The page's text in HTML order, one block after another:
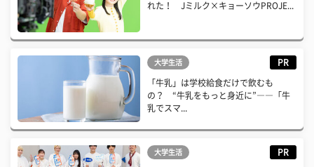
れた！ Jミルク×キョーソウPROJE...
大学生活 PR
「牛乳」は学校給食だけで飲むも
の？ “牛乳をもっと身近に”――「牛
乳でスマ...
大学生活 PR